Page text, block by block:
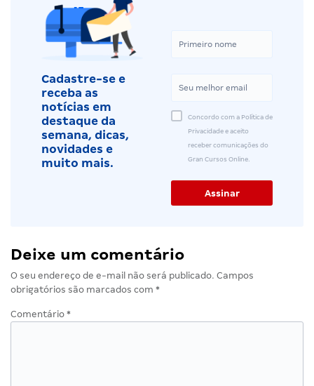
Cadastre-se e
receba as
notícias em
destaque da
semana, dicas,
novidades e
muito mais.
Concordo com a Política de
Privacidade e aceito
receber comunicações do
Gran Cursos Online.
Deixe um comentário
O seu endereço de e-mail não será publicado. Campos
obrigatórios são marcados com *
Comentário *